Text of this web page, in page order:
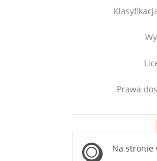
Prawa
Na stronie